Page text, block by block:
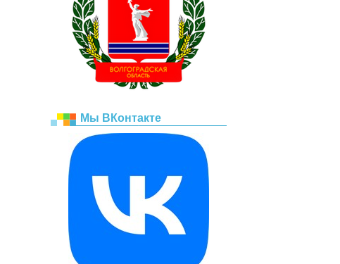
Мы ВКонтакте